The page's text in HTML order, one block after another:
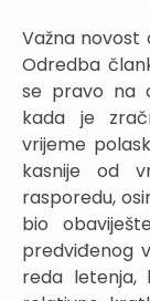
Važna novost
Odredba
se pravo na
kada je
vrijeme
kasnije od
rasporedu,
bio
predviđenog
reda letenja,